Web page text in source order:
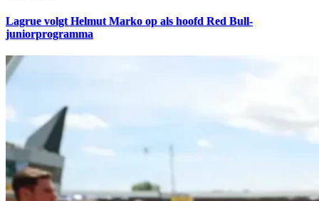
Lagrue volgt Helmut Marko op als hoofd Red Bull-
juniorprogramma